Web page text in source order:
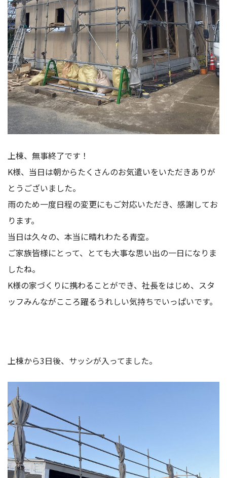
上棟、無事終了です！
K様、当日は朝からたくさんのお気遣いをいただきありが
とうございました。
雨のため一度日程の変更にもご対応いただき、感謝してお
ります。
当日は久々の、本当に晴れわたる青空。
ご家族皆様にとって、とても大事な思い出の一日になりま
したね。
K様の家づくりに携わることができ、社長をはじめ、スタ
ッフみんながこころ躍るうれしい気持ちでいっぱいです。
上棟から3日後、サッシが入ってました。